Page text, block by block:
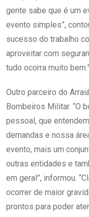
gente sabe que é um
evento simples”,
sucesso do trabalho
aproveitar com
tudo ocorra muito bem.”
Outro parceiro do
Bombeiros Militar. “O
pessoal, que
demandas e nossa
evento, mais um
outras entidades e
em geral”, informou.
ocorrer de maior
prontos para poder